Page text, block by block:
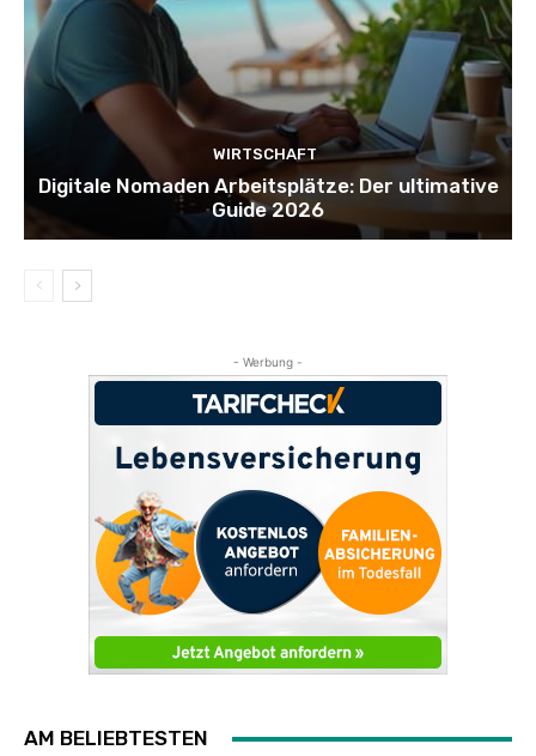
WIRTSCHAFT
Digitale Nomaden Arbeitsplätze: Der ultimative
Guide 2026
- Werbung -
AM BELIEBTESTEN